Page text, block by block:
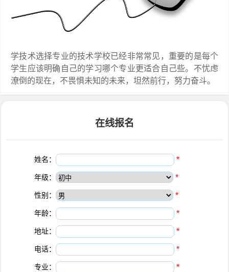
学技术选择专业的技术学校已经非常常见，重要的是每个
学生应该明确自己的学习哪个专业更适合自己些。不忧虑
潦倒的现在，不畏惧未知的未来，坦然前行，努力奋斗。
在线报名
姓名： *
年级： *
性别： *
年龄： *
地址： *
电话： *
专业： *